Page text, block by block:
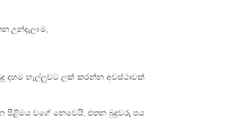
උන්දැලා ම,
දහම හෑල්ලුවට ලක් කරන්න අවස්ථාවක්
පිළිමය වගේ නෙවෙයි, එතන බුදුවරු පය